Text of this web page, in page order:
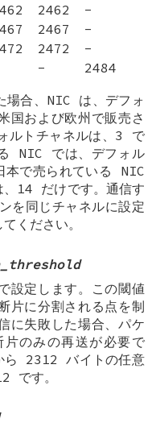
2462
-
2467
-
2472
-
-
2484
場合、NIC は、デフォ
国および欧州で販売さ
ルトチャネルは、3 で
NIC では、デフォル
本で売られている NIC
、14 だけです。通信す
を同じチャネルに設定
ください。
設定します。この閾値
片に分割される点を制
に失敗した場合、パケ
のみの再送が必要で
ら 2312 バイトの任意
です。